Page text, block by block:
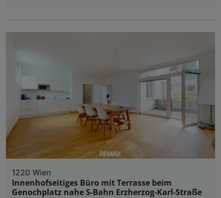
1220 Wien
Innenhofseitiges Büro mit Terrasse beim
Genochplatz nahe S-Bahn Erzherzog-Karl-Straße